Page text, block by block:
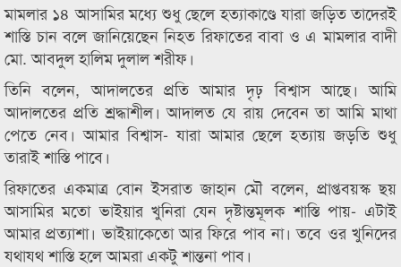
মামলার ১৪ আসামির মধ্যে শুধু ছেলে হত্যাকাণ্ডে যারা জড়িত তাদেরই
শাস্তি চান বলে জানিয়েছেন নিহত রিফাতের বাবা ও এ মামলার বাদী
মো. আবদুল হালিম দুলাল শরীফ।
তিনি বলেন, আদালতের প্রতি আমার দৃঢ় বিশ্বাস আছে। আমি
আদালতের প্রতি শ্রদ্ধাশীল। আদালত যে রায় দেবেন তা আমি মাথা
পেতে নেব। আমার বিশ্বাস- যারা আমার ছেলে হত্যায় জড়তি শুধু
তারাই শাস্তি পাবে।
রিফাতের একমাত্র বোন ইসরাত জাহান মৌ বলেন, প্রাপ্তবয়স্ক ছয়
আসামির মতো ভাইয়ার খুনিরা যেন দৃষ্টান্তমূলক শাস্তি পায়- এটাই
আমার প্রত্যাশা। ভাইয়াকেতো আর ফিরে পাব না। তবে ওর খুনিদের
যথাযথ শাস্তি হলে আমরা একটু শান্তনা পাব।